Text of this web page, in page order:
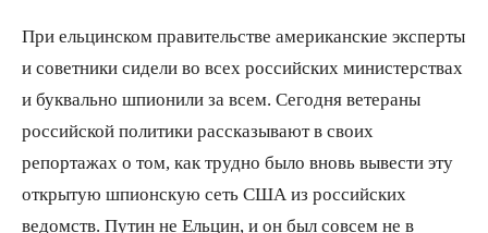
При ельцинском правительстве американские эксперты
и советники сидели во всех российских министерствах
и буквально шпионили за всем. Сегодня ветераны
российской политики рассказывают в своих
репортажах о том, как трудно было вновь вывести эту
открытую шпионскую сеть США из российских
ведомств. Путин не Ельцин, и он был совсем не в